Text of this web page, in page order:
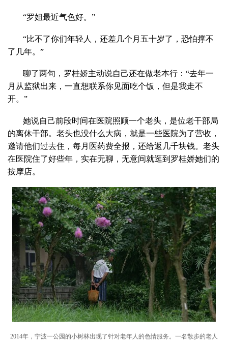
“罗姐最近气色好。”
“比不了你们年轻人，还差几个月五十岁了，恐怕撑不
了几年。”
聊了两句，罗桂娇主动说自己还在做老本行：“去年一
月从监狱出来，一直想联系你见面吃个饭，但是我走不
开。”
她说自己前段时间在医院照顾一个老头，是位老干部局
的离休干部。老头也没什么大病，就是一些医院为了营收，
邀请他们过去住，每月医药费全报，还给返几千块钱。老头
在医院住了好些年，实在无聊，无意间就逛到罗桂娇她们的
按摩店。
2014年，宁波一公园的小树林出现了针对老年人的色情服务。一名散步的老人